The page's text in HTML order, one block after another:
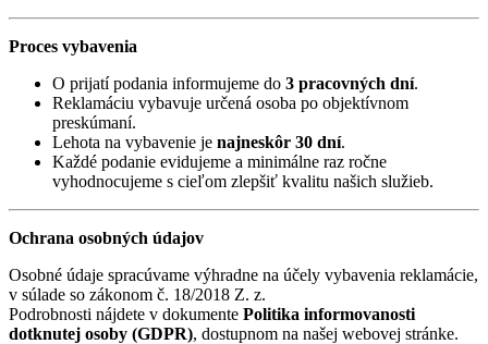
Proces vybavenia
O prijatí podania informujeme do 3 pracovných dní.
Reklamáciu vybavuje určená osoba po objektívnom
preskúmaní.
Lehota na vybavenie je najneskôr 30 dní.
Každé podanie evidujeme a minimálne raz ročne
vyhodnocujeme s cieľom zlepšiť kvalitu našich služieb.
Ochrana osobných údajov
Osobné údaje spracúvame výhradne na účely vybavenia reklamácie,
v súlade so zákonom č. 18/2018 Z. z.
Podrobnosti nájdete v dokumente Politika informovanosti
dotknutej osoby (GDPR), dostupnom na našej webovej stránke.